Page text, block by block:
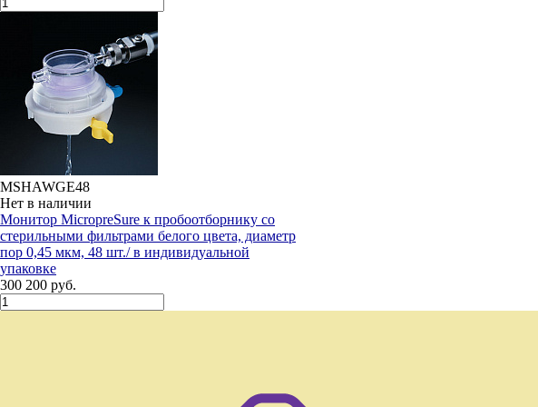
MSHAWGE48
Нет в наличии
Монитор MicropreSure к пробоотборнику со
стерильными фильтрами белого цвета, диаметр
пор 0,45 мкм, 48 шт./ в индивидуальной
упаковке
300 200 руб.